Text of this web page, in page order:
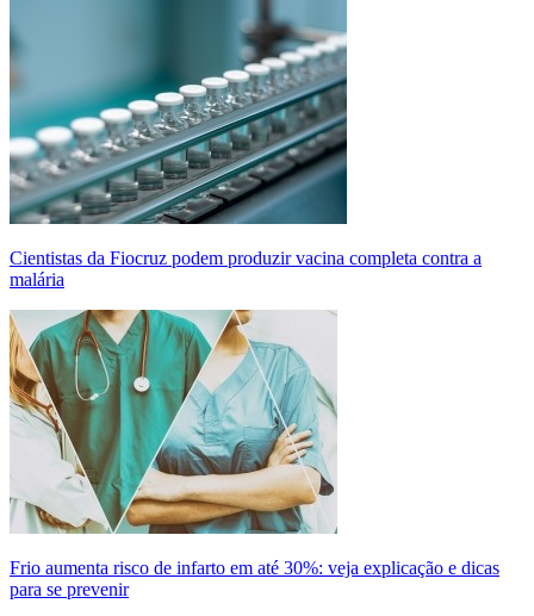
Cientistas da Fiocruz podem produzir vacina completa contra a
malária
Frio aumenta risco de infarto em até 30%: veja explicação e dicas
para se prevenir